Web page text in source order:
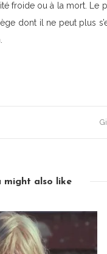
froide ou à la mort. Le
dont il ne peut plus
might also like